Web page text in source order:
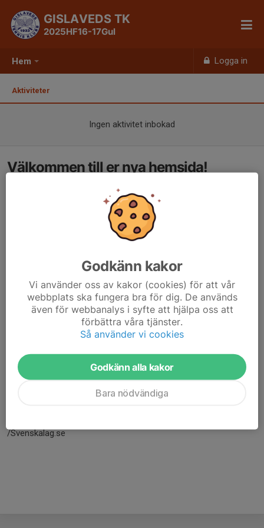
Hem Logga in
GISLAVEDS TK
2025HF16-17Gul
Aktiviteter
Ingen aktivitet inbokad
Välkommen till er nya hemsida!
Här hamnar automatiskt de senaste nyheterna på hemsidan. För
att kunna börja administrera hemsidan loggar du in högst upp till
/Svenskalag.se
Godkänn kakor
Vi använder oss av kakor (cookies) för att vår
webbplats ska fungera bra för dig. De används
även för webbanalys i syfte att hjälpa oss att
förbättra våra tjänster.
Så använder vi cookies
Godkänn alla kakor
Bara nödvändiga